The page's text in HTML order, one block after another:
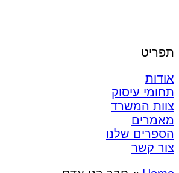
תפריט
אודות
תחומי עיסוק
צוות המשרד
מאמרים
הספרים שלנו
צור קשר